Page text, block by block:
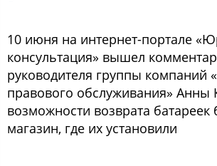
10 июня на интернет-портале
консультация» вышел
руководителя группы компаний
правового обслуживания» Анны
возможности возврата батареек
магазин, где их установили